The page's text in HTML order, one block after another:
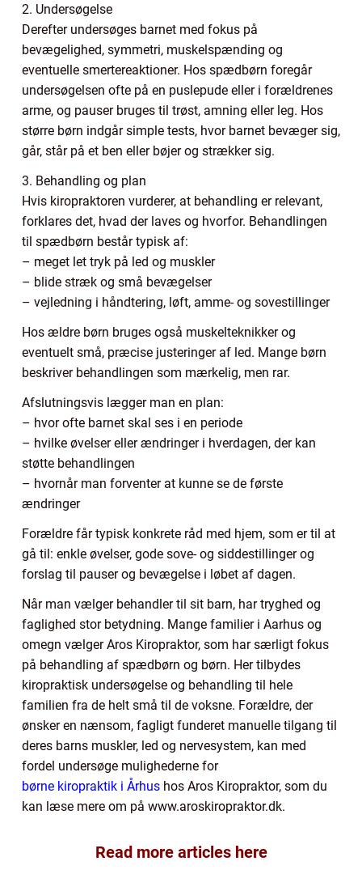
2. Undersøgelse
Derefter undersøges barnet med fokus på
bevægelighed, symmetri, muskelspænding og
eventuelle smertereaktioner. Hos spædbørn foregår
undersøgelsen ofte på en puslepude eller i forældrenes
arme, og pauser bruges til trøst, amning eller leg. Hos
større børn indgår simple tests, hvor barnet bevæger sig,
går, står på et ben eller bøjer og strækker sig.
3. Behandling og plan
Hvis kiropraktoren vurderer, at behandling er relevant,
forklares det, hvad der laves og hvorfor. Behandlingen
til spædbørn består typisk af:
– meget let tryk på led og muskler
– blide stræk og små bevægelser
– vejledning i håndtering, løft, amme- og sovestillinger
Hos ældre børn bruges også muskelteknikker og
eventuelt små, præcise justeringer af led. Mange børn
beskriver behandlingen som mærkelig, men rar.
Afslutningsvis lægger man en plan:
– hvor ofte barnet skal ses i en periode
– hvilke øvelser eller ændringer i hverdagen, der kan
støtte behandlingen
– hvornår man forventer at kunne se de første
ændringer
Forældre får typisk konkrete råd med hjem, som er til at
gå til: enkle øvelser, gode sove- og siddestillinger og
forslag til pauser og bevægelse i løbet af dagen.
Når man vælger behandler til sit barn, har tryghed og
faglighed stor betydning. Mange familier i Aarhus og
omegn vælger Aros Kiropraktor, som har særligt fokus
på behandling af spædbørn og børn. Her tilbydes
kiropraktisk undersøgelse og behandling til hele
familien fra de helt små til de voksne. Forældre, der
ønsker en nænsom, fagligt funderet manuelle tilgang til
deres barns muskler, led og nervesystem, kan med
fordel undersøge mulighederne for
børne kiropraktik i Århus hos Aros Kiropraktor, som du
kan læse mere om på www.aroskiropraktor.dk.
Read more articles here